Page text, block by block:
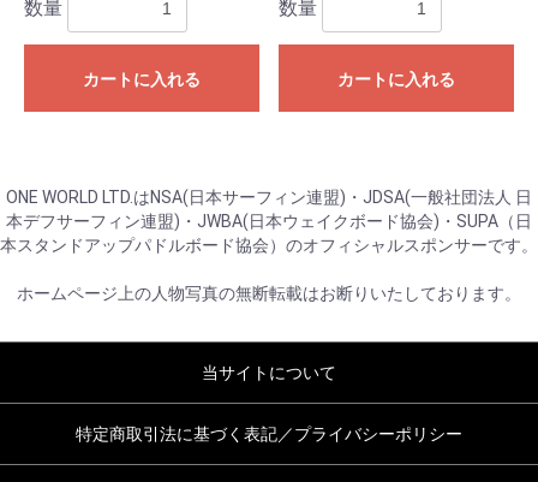
数量
カートに入れる
数量
カートに入れる
ONE WORLD LTD.はNSA(日本サーフィン連盟)・JDSA(一般社団法人 日
本デフサーフィン連盟)・JWBA(日本ウェイクボード協会)・SUPA（日
本スタンドアップパドルボード協会）のオフィシャルスポンサーです。
ホームページ上の人物写真の無断転載はお断りいたしております。
当サイトについて
特定商取引法に基づく表記／プライバシーポリシー